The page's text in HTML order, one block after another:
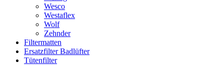
Wesco
Westaflex
Wolf
Zehnder
Filtermatten
Ersatzfilter Badlüfter
Tütenfilter